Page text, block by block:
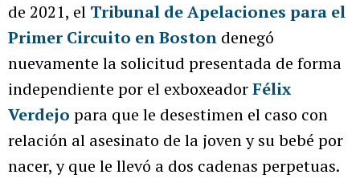
de 2021, el Tribunal de Apelaciones para el
Primer Circuito en Boston denegó
nuevamente la solicitud presentada de forma
independiente por el exboxeadorFélix
Verdejo para que le desestimen el caso con
relación al asesinato de la joven y su bebé por
nacer, y que le llevó a dos cadenas perpetuas.